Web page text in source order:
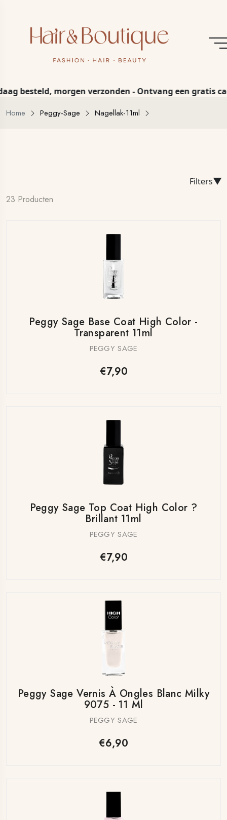
morgen verzonden - Ontvang een gratis cadeau
Home
Peggy-Sage Nagellak-11ml
Filters▼
23 Producten
Peggy Sage Base Coat High Color -
Transparent 11ml
PEGGY SAGE
€7,90
Peggy Sage Top Coat High Color ?
Brillant 11ml
PEGGY SAGE
€7,90
Peggy Sage Vernis À Ongles Blanc Milky
9075 - 11 Ml
PEGGY SAGE
€6,90